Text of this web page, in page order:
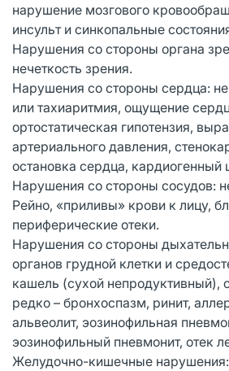
нарушение мозгового
инсульт и синкопальные
Нарушения со стороны органа
нечеткость зрения.
Нарушения со стороны сердца:
или тахиаритмия, ощущение
ортостатическая гипотензия,
артериального давления,
остановка сердца, кардиогенный
Нарушения со стороны сосудов:
Рейно, «приливы» крови к лицу,
периферические отеки.
Нарушения со стороны
органов грудной клетки и
кашель (сухой непродуктивный),
редко – бронхоспазм, ринит,
альвеолит, эозинофильная
эозинофильный пневмонит, отек
Желудочно-кишечные нарушения: